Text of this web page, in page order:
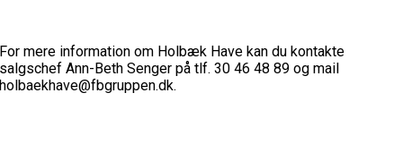
For mere information om Holbæk Have kan du kontakte
salgschef Ann-Beth Senger på tlf. 30 46 48 89 og mail
holbaekhave@fbgruppen.dk.